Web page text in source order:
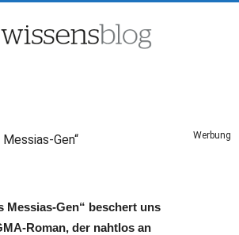
Gen“ Werbung
Messias-Gen“ beschert uns
Roman, der nahtlos an